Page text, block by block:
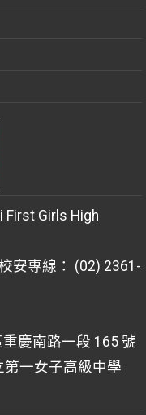
First Girls High
線： (02) 2361-
慶南路一段 165 號
第一女子高級中學